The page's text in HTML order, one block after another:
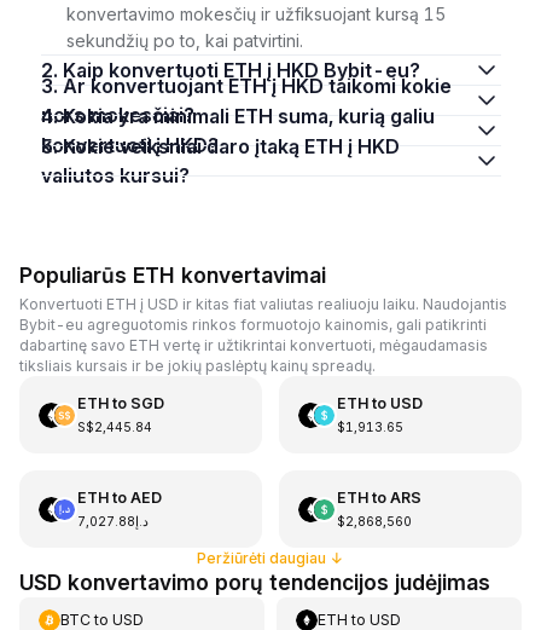
konvertavimo mokesčių ir užfiksuojant kursą 15
sekundžių po to, kai patvirtini.
2. Kaip konvertuoti ETH į HKD Bybit-eu?
3. Ar konvertuojant ETH į HKD taikomi kokie
nors mokesčiai?
4. Kokia yra minimali ETH suma, kurią galiu
konvertuoti į HKD?
5. Kokie veiksniai daro įtaką ETH į HKD
valiutos kursui?
Populiarūs ETH konvertavimai
Konvertuoti ETH į USD ir kitas fiat valiutas realiuoju laiku. Naudojantis
Bybit-eu agreguotomis rinkos formuotojo kainomis, gali patikrinti
dabartinę savo ETH vertę ir užtikrintai konvertuoti, mėgaudamasis
tiksliais kursais ir be jokių paslėptų kainų spreadų.
ETHto SGD
S$2,445.84
ETHto USD
$1,913.65
ETHto AED
د.إ7,027.88
ETHto ARS
$2,868,560
Peržiūrėti daugiau ↓
USD konvertavimo porų tendencijos judėjimas
BTCto USD ETH toUSD